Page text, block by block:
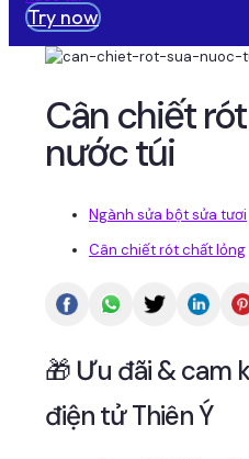
Try now
Cân chiết
nước túi
Ngành sửa bột sửa tươi
Cân chiết rót chất lỏng
🎁 Ưu đãi & cam
điện tử Thiên Ý